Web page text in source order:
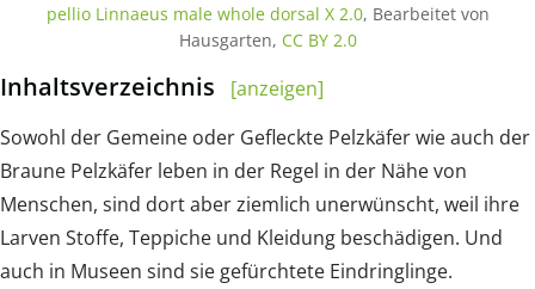
pellio Linnaeus male whole dorsal X 2.0, Bearbeitet von
Hausgarten, CC BY 2.0
Inhaltsverzeichnis
[anzeigen]
Sowohl der Gemeine oder Gefleckte Pelzkäfer wie auch der
Braune Pelzkäfer leben in der Regel in der Nähe von
Menschen, sind dort aber ziemlich unerwünscht, weil ihre
Larven Stoffe, Teppiche und Kleidung beschädigen. Und
auch in Museen sind sie gefürchtete Eindringlinge.